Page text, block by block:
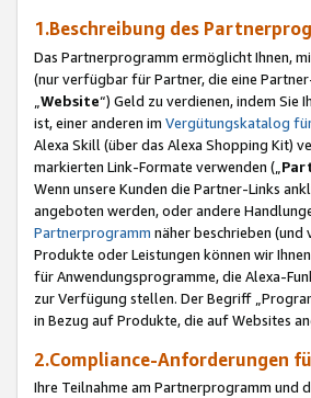
1.Beschreibung des
Das Partnerprogramm ermöglicht Ihnen,
(nur verfügbar für Partner, die eine
Website“) Geld zu verdienen, indem Sie
ist, einer anderen im Vergütungskatalog
Alexa Skill (über das Alexa Shopping Kit)
markierten Link-Formate verwenden („
Wenn unsere Kunden die Partner-Links
angeboten werden, oder andere
Partnerprogramm näher beschrieben
Produkte oder Leistungen können wir
für Anwendungsprogramme, die Alexa-
zur Verfügung stellen. Der Begriff
in Bezug auf Produkte, die auf Websites
2.Compliance-Anforderungen
Ihre Teilnahme am Partnerprogramm und